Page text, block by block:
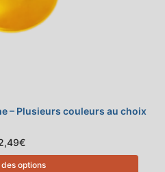
– Plusieurs couleurs au choix
€
options